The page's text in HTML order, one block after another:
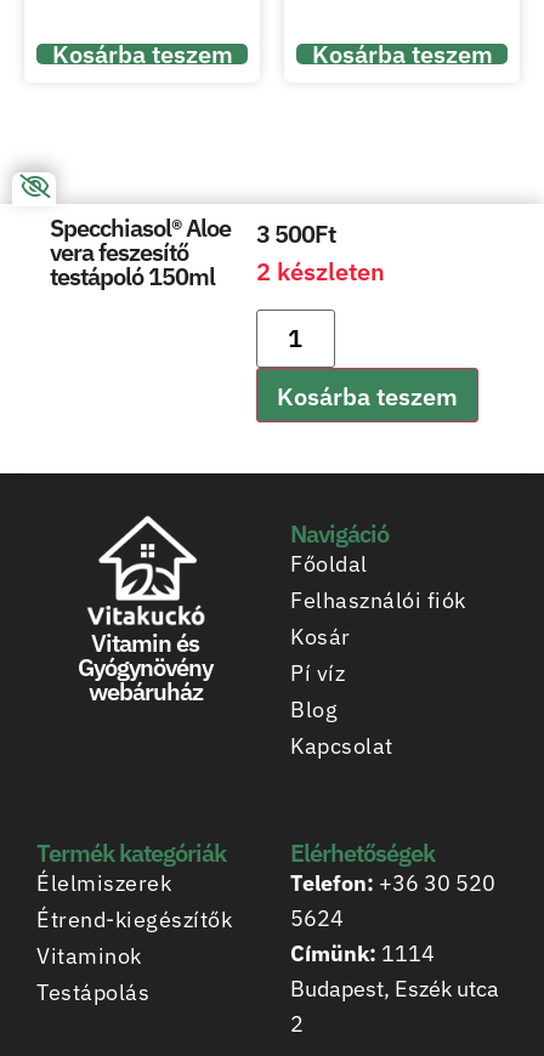
Kosárba teszem Kosárba teszem
Specchiasol® Aloe
vera feszesítő
testápoló 150ml
3 500Ft
2 készleten
Kosárba teszem
Vitamin és
Gyógynövény
webáruház
Navigáció
Főoldal
Felhasználói fiók
Kosár
Pí víz
Blog
Kapcsolat
Termék kategóriák
Élelmiszerek
Étrend-kiegészítők
Vitaminok
Testápolás
Elérhetőségek
Telefon: +36 30 520
5624
Címünk: 1114
Budapest, Eszék utca
2